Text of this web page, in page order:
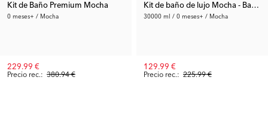
Kit de Baño Premium Mocha
0 meses+ / Mocha
Precio rec.: 380.94 €
229.99 €
Kit de baño de lujo Mocha -
30000 ml / 0 meses+ / Mocha
Precio rec.: 225.99 €
129.99 €